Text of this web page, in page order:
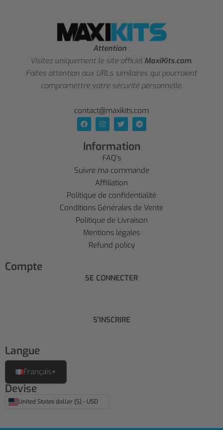
Attention :
Visitez uniquement le site officiel MaxiKits.com.
Faites attention aux URLs similaires qui pourraient
compromettre votre sécurité personnelle.
contact@maxikits.com
Information
FAQ’s
Suivre ma commande
Affiliation
Politique de confidentialité
Conditions Générales de Vente
Politique de Livraison
Mentions légales
Refund policy
Compte
SE CONNECTER
S'INSCRIRE
Langue
Français▼
Devise
United States dollar ($) - USD